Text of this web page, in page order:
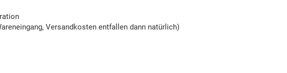
Versandkosten entfallen dann natürlich)